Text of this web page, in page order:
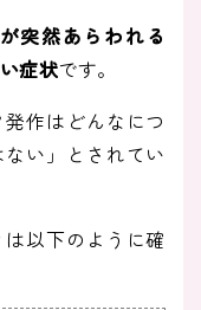
突然あらわれる
症状です。
作はどんなにつ
い」とされてい
以下のように確